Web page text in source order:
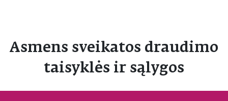
Asmens sveikatos draudimo
taisyklės ir sąlygos